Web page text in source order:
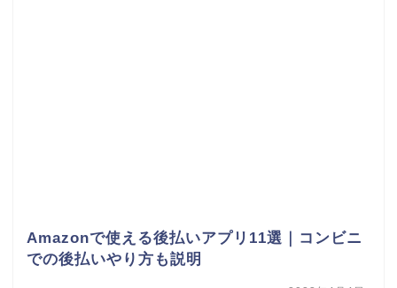
Amazonで使える後払いアプリ11選｜コンビニ
での後払いやり方も説明